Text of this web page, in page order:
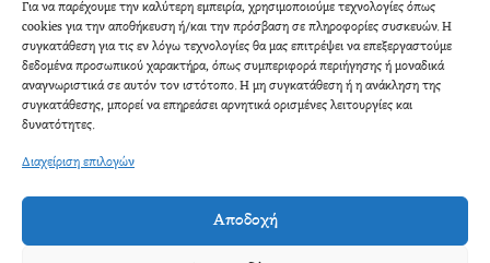
Για να παρέχουμε την καλύτερη εμπειρία, χρησιμοποιούμε τεχνολογίες όπως
cookies για την αποθήκευση ή/και την πρόσβαση σε πληροφορίες συσκευών. Η
συγκατάθεση για τις εν λόγω τεχνολογίες θα μας επιτρέψει να επεξεργαστούμε
δεδομένα προσωπικού χαρακτήρα, όπως συμπεριφορά περιήγησης ή μοναδικά
αναγνωριστικά σε αυτόν τον ιστότοπο. Η μη συγκατάθεση ή η ανάκληση της
συγκατάθεσης, μπορεί να επηρεάσει αρνητικά ορισμένες λειτουργίες και
δυνατότητες.
Διαχείριση επιλογών
Αποδοχή
Τέχνη 3
Τεχνολογία
Υγεία
Φαντασία